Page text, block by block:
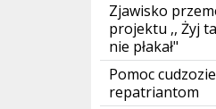
Zjawisko
projektu ,, Żyj
nie płakał"
Pomoc
repatriantom